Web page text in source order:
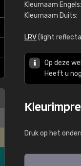
Kleurnaam Engels:
Kleurnaam Duits:
LRV(light
Op deze
Heeft u
Druk op het